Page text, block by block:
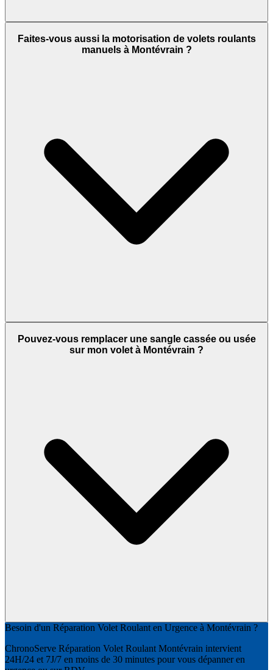
Faites-vous aussi la motorisation de volets roulants
manuels à Montévrain ?
Pouvez-vous remplacer une sangle cassée ou usée
sur mon volet à Montévrain ?
Besoin d'un Réparation Volet Roulant en Urgence à Montévrain ?
ChronoServe Réparation Volet Roulant Montévrain intervient
24H/24 et 7J/7 en moins de 30 minutes pour vous dépanner en